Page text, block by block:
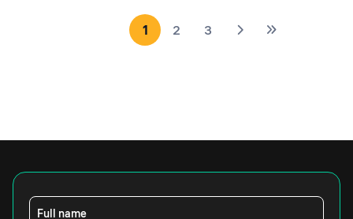
1 2 3
Full name